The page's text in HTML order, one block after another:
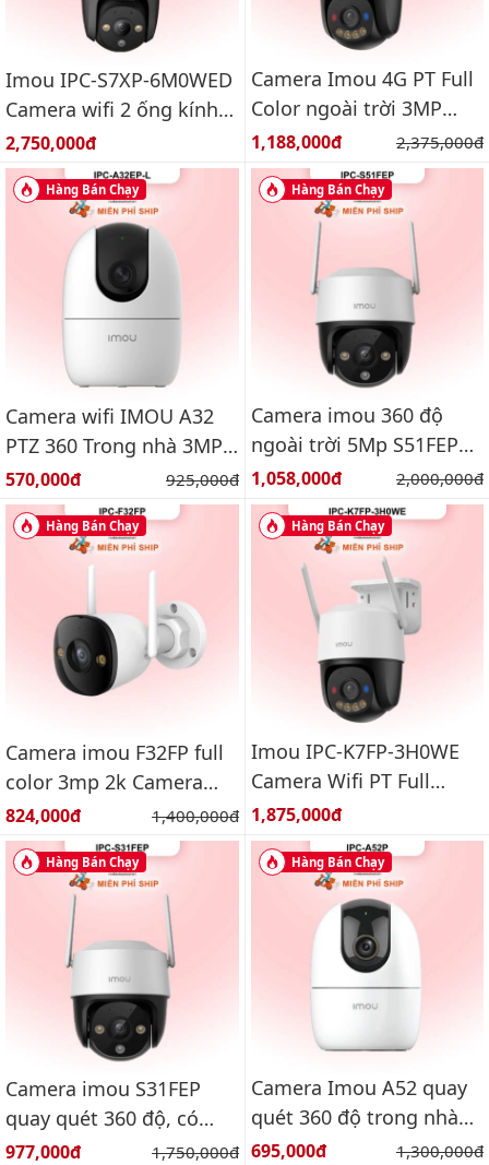
Imou IPC-S7XP-6M0WED
Camera wifi 2 ống kính
quay quét ngoài trời
6MP
Giá bán:
2,750,000đ
Camera Imou 4G PT Full
Color ngoài trời 3MP
IPC-K7FP-3H0TE
Giá bán:
1,188,000đ Giá gốc:
2,375,000đ
Hàng Bán Chạy
Camera wifi IMOU A32
PTZ 360 Trong nhà 3MP
IPC-A32EP-L
Giá bán:
570,000đ Giá gốc:
925,000đ
Hàng Bán Chạy
Camera imou 360 độ
ngoài trời 5Mp S51FEP
Báo động, đàm thoại 2
chiều
Giá bán:
1,058,000đ Giá gốc:
2,000,000đ
Hàng Bán Chạy
Camera imou F32FP full
color 3mp 2k Camera
wifi ngoài trời
Giá bán:
824,000đ Giá gốc:
1,400,000đ
Hàng Bán Chạy
Imou IPC-K7FP-3H0WE
Camera Wifi PT Full
Color ngoài trời 3.0MP
Giá bán:
1,875,000đ
Hàng Bán Chạy
Camera imou S31FEP
quay quét 360 độ, có
màu ban đêm, báo động
Giá bán:
977,000đ Giá gốc:
1,750,000đ
Hàng Bán Chạy
Camera Imou A52 quay
quét 360 độ trong nhà
3k
Giá bán:
695,000đ Giá gốc:
1,300,000đ